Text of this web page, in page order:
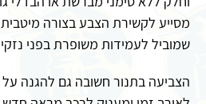
מסייע לקשירת הצבע בצורה
שמוביל לעמידות משופרת בפני נזקי
הצביעה בתנור חשובה גם להגנה